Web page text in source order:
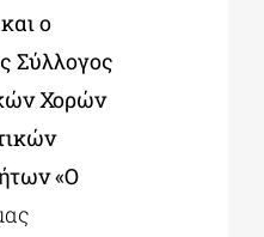
ο
Σύλλογος
Χορών
«Ο